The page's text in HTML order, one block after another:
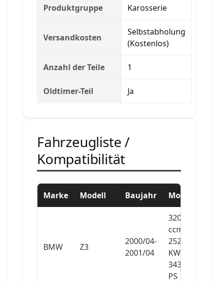
Produktgruppe Karosserie
Versandkosten
Selbstabholung
(Kostenlos)
Anzahl der Teile 1
Oldtimer-Teil Ja
Fahrzeugliste /
Kompatibilität
Marke Modell Baujahr Motor
BMW Z3
2000/04-
2001/04
3201
ccm,
252
KW,
343
PS